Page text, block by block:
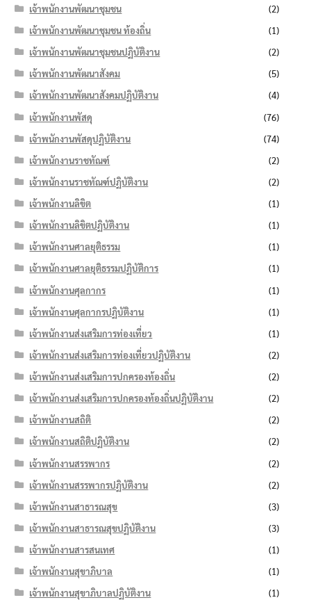
เจ้าพนักงานพัฒนาชุมชน
(2)
เจ้าพนักงานพัฒนาชุมชน ท้องถิ่น
(1)
เจ้าพนักงานพัฒนาชุมชนปฏิบัติงาน
(2)
เจ้าพนักงานพัฒนาสังคม
(5)
เจ้าพนักงานพัฒนาสังคมปฏิบัติงาน
(4)
เจ้าพนักงานพัสดุ
(76)
เจ้าพนักงานพัสดุปฏิบัติงาน
(74)
เจ้าพนักงานราชทัณฑ์
(2)
เจ้าพนักงานราชทัณฑ์ปฏิบัติงาน
(2)
เจ้าพนักงานลิขิต
(1)
เจ้าพนักงานลิขิตปฏิบัติงาน
(1)
เจ้าพนักงานศาลยุติธรรม
(1)
เจ้าพนักงานศาลยุติธรรมปฏิบัติการ
(1)
เจ้าพนักงานศุลกากร
(1)
เจ้าพนักงานศุลกากรปฏิบัติงาน
(1)
เจ้าพนักงานส่งเสริมการท่องเที่ยว
(1)
เจ้าพนักงานส่งเสริมการท่องเที่ยวปฏิบัติงาน
(2)
เจ้าพนักงานส่งเสริมการปกครองท้องถิ่น
(2)
เจ้าพนักงานส่งเสริมการปกครองท้องถิ่นปฏิบัติงาน
(2)
เจ้าพนักงานสถิติ
(2)
เจ้าพนักงานสถิติปฏิบัติงาน
(2)
เจ้าพนักงานสรรพากร
(2)
เจ้าพนักงานสรรพากรปฏิบัติงาน
(2)
เจ้าพนักงานสาธารณสุข
(3)
เจ้าพนักงานสาธารณสุขปฏิบัติงาน
(3)
เจ้าพนักงานสารสนเทศ
(1)
เจ้าพนักงานสุขาภิบาล
(1)
เจ้าพนักงานสุขาภิบาลปฏิบัติงาน
(1)